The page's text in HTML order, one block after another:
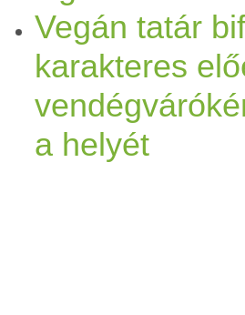
Vegán tatár
karakteres
a helyét